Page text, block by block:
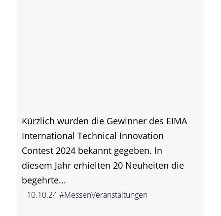
Kürzlich wurden die Gewinner des EIMA
International Technical Innovation
Contest 2024 bekannt gegeben. In
diesem Jahr erhielten 20 Neuheiten die
begehrte...
10.10.24#MessenVeranstaltungen